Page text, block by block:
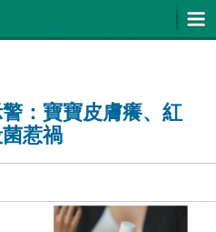
：寶寶皮膚癢、紅
惹禍